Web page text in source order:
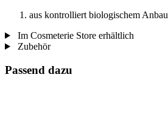
aus kontrolliert biologischem Anbau
Im Cosmeterie Store erhältlich
Zubehör
Passend dazu